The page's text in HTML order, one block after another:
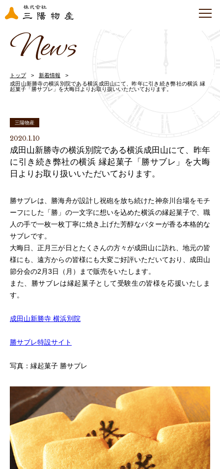
News
トップ
新着情報
成田山新勝寺の横浜別院である横浜成田山にて、昨年に引き続き弊社の横浜 縁
起菓子「勝サブレ」を大晦日よりお取り扱いいただいております。
三陽物産
2020.1.10
成田山新勝寺の横浜別院である横浜成田山にて、昨年
に引き続き弊社の横浜 縁起菓子「勝サブレ」を大晦
日よりお取り扱いいただいております。
勝サブレは、勝海舟が設計し祝砲を放ち続けた神奈川台場をモチ
ーフにした「勝」の一文字に想いを込めた横浜の縁起菓子で、職
人の手で一枚一枚丁寧に焼き上げた芳醇なバターが香る本格的な
サブレです。
大晦日、正月三が日とたくさんの方々が成田山に訪れ、地元の皆
様にも、遠方からの皆様にも大変ご好評いただいており、成田山
節分会の2月3日（月）まで販売をいたします。
また、勝サブレは縁起菓子として受験生の皆様を応援いたしま
す。
成田山新勝寺 横浜別院
勝サブレ特設サイト
写真：縁起菓子 勝サブレ